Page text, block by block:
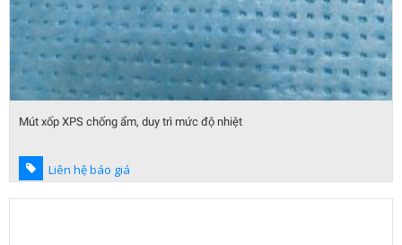
Mút xốp XPS chống ẩm, duy trì mức độ nhiệt
Liên hệ báo giá